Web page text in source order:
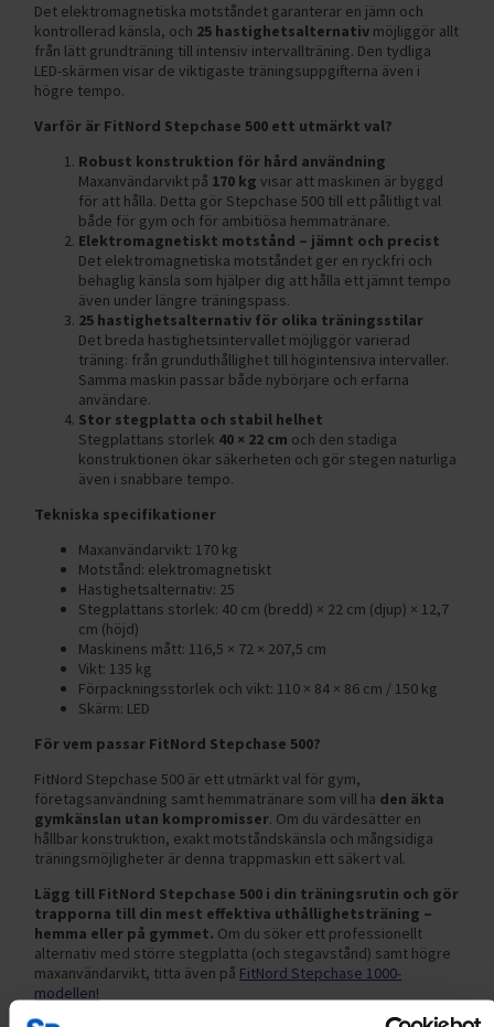
Det elektromagnetiska motståndet garanterar en jämn och
kontrollerad känsla, och 25 hastighetsalternativ möjliggör allt
från lätt grundträning till intensiv intervallträning. Den tydliga
LED-skärmen visar de viktigaste träningsuppgifterna även i
högre tempo.
Varför är FitNord Stepchase 500 ett utmärkt val?
Robust konstruktion för hård användning
Maxanvändarvikt på 170 kg visar att maskinen är byggd
för att hålla. Detta gör Stepchase 500 till ett pålitligt val
både för gym och för ambitiösa hemmatränare.
Elektromagnetiskt motstånd – jämnt och precist
Det elektromagnetiska motståndet ger en ryckfri och
behaglig känsla som hjälper dig att hålla ett jämnt tempo
även under längre träningspass.
25 hastighetsalternativ för olika träningsstilar
Det breda hastighetsintervallet möjliggör varierad
träning: från grunduthållighet till högintensiva intervaller.
Samma maskin passar både nybörjare och erfarna
användare.
Stor stegplatta och stabil helhet
Stegplattans storlek 40 × 22 cm och den stadiga
konstruktionen ökar säkerheten och gör stegen naturliga
även i snabbare tempo.
Tekniska specifikationer
Maxanvändarvikt: 170 kg
Motstånd: elektromagnetiskt
Hastighetsalternativ: 25
Stegplattans storlek: 40 cm (bredd) × 22 cm (djup) × 12,7
cm (höjd)
Maskinens mått: 116,5 × 72 × 207,5 cm
Vikt: 135 kg
Förpackningsstorlek och vikt: 110 × 84 × 86 cm / 150 kg
Skärm: LED
För vem passar FitNord Stepchase 500?
FitNord Stepchase 500 är ett utmärkt val för gym,
företagsanvändning samt hemmatränare som vill ha den äkta
gymkänslan utan kompromisser. Om du värdesätter en
hållbar konstruktion, exakt motståndskänsla och mångsidiga
träningsmöjligheter är denna trappmaskin ett säkert val.
Lägg till FitNord Stepchase 500 i din träningsrutin och gör
trapporna till din mest effektiva uthållighetsträning –
hemma eller på gymmet. Om du söker ett professionellt
alternativ med större stegplatta (och stegavstånd) samt högre
maxanvändarvikt, titta även på FitNord Stepchase 1000-
modellen!